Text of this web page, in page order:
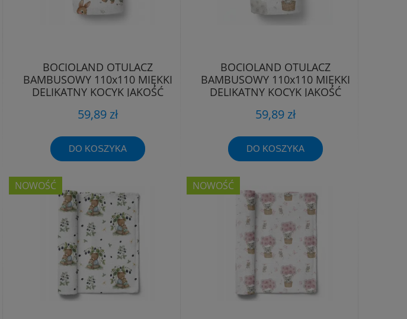
BOCIOLAND OTULACZ
BAMBUSOWY 110x110 MIĘKKI
DELIKATNY KOCYK JAKOŚĆ
59,89 zł
DO KOSZYKA
BOCIOLAND OTULACZ
BAMBUSOWY 110x110 MIĘKKI
DELIKATNY KOCYK JAKOŚĆ
59,89 zł
DO KOSZYKA
NOWOŚĆ NOWOŚĆ